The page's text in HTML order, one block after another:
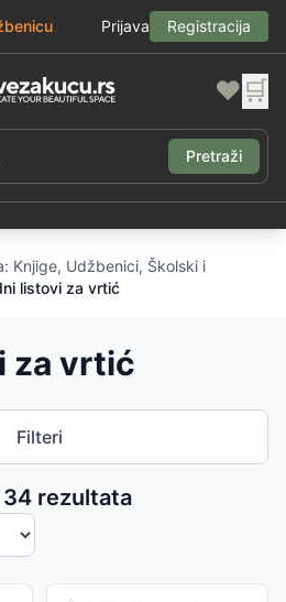
Prijava Registracija
❤️ 🛒
Pretraži
Knjige, Udžbenici, Školski i
listovi za vrtić
za vrtić
Filteri
34 rezultata